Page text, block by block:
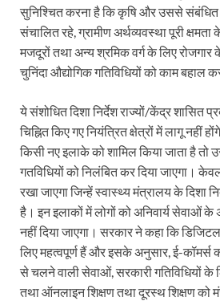
सुनिश्चित करना है कि कृषि और उससे संबंधित
संचालित रहे, ग्रामीण अर्थव्यवस्था पूरी
मजदूरों तथा अन्य श्रमिक वर्ग के लिए
चुनिंदा औद्योगिक गतिविधियों को काम बहाल
ये संशोधित दिशा निर्देश राज्यों/केंद्र शासित
चिह्नित किए गए नियंत्रित क्षेत्रों में लागू नहीं
किसी नए इलाके को शामिल किया जाता है तो
गतविधियों को निलंबित कर दिया जाएगा।
रखा जाएगा जिन्हें स्वास्थ्य मंत्रालय के दिशा
है। इन इलाकों में लोगों को अनिवार्य सेवाओं के
नहीं दिया जाएगा। सरकार ने कहा कि
लिए महत्वपूर्ण हैं और इसके अनुसार, ई-
से चलने वाली सेवाओं, सरकारी गतिविधियों के
तथा ऑनलाइन शिक्षण तथा दूरस्थ शिक्षण को